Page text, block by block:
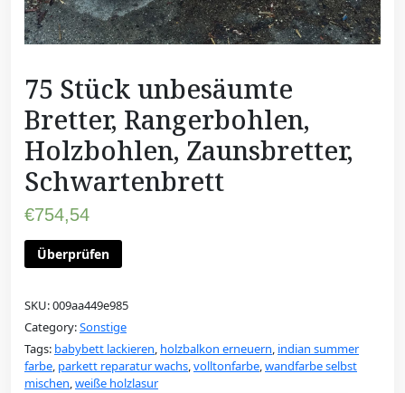
75 Stück unbesäumte
Bretter, Rangerbohlen,
Holzbohlen, Zaunsbretter,
Schwartenbrett
€754,54
Überprüfen
SKU:009aa449e985
Category:Sonstige
Tags: babybett lackieren, holzbalkon erneuern, indian summer
farbe, parkett reparatur wachs,volltonfarbe,wandfarbe selbst
mischen,weiße holzlasur